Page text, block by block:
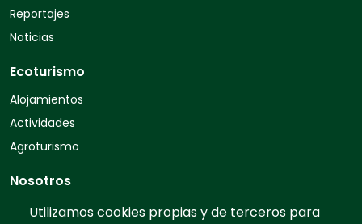
Utilizamos cookies propias y de terceros para
Reportajes
Noticias
Ecoturismo
Alojamientos
Actividades
Agroturismo
Nosotros
Quiénes somos